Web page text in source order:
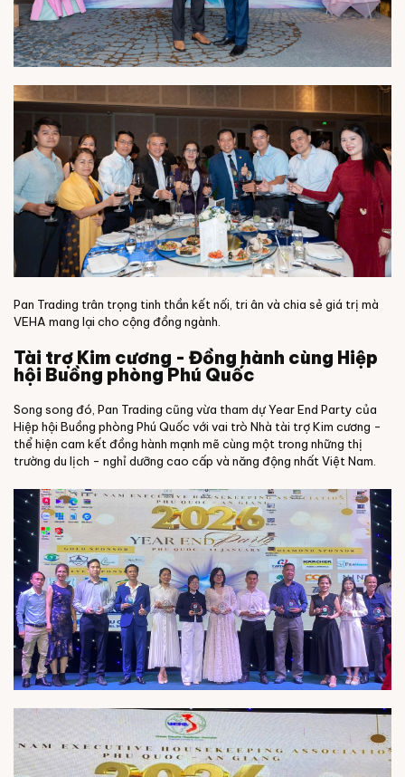
Pan Trading trân trọng tinh thần kết nối, tri ân và chia sẻ giá trị mà
VEHA mang lại cho cộng đồng ngành.
Tài trợ Kim cương - Đồng hành cùng Hiệp
hội Buồng phòng Phú Quốc
Song song đó, Pan Trading cũng vừa tham dự Year End Party của
Hiệp hội Buồng phòng Phú Quốc với vai trò Nhà tài trợ Kim cương -
thể hiện cam kết đồng hành mạnh mẽ cùng một trong những thị
trường du lịch - nghỉ dưỡng cao cấp và năng động nhất Việt Nam.